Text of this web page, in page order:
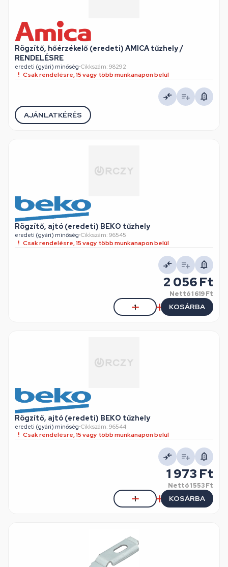
Rögzítő, hőérzékelő (eredeti) AMICA tűzhely /
RENDELÉSRE
eredeti (gyári) minőség•Cikkszám: 98292
Csak rendelésre, 15 vagy több munkanapon belül
AJÁNLATKÉRÉS
Rögzítő, ajtó (eredeti) BEKO tűzhely
eredeti (gyári) minőség•Cikkszám: 96545
Csak rendelésre, 15 vagy több munkanapon belül
2 056 Ft
Nettó1 619 Ft
KOSÁRBA
Rögzítő, ajtó (eredeti) BEKO tűzhely
eredeti (gyári) minőség•Cikkszám: 96544
Csak rendelésre, 15 vagy több munkanapon belül
1 973 Ft
Nettó1 553 Ft
KOSÁRBA